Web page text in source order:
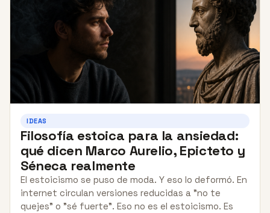
IDEAS
Filosofía estoica para la ansiedad:
qué dicen Marco Aurelio, Epicteto y
Séneca realmente
El estoicismo se puso de moda. Y eso lo deformó. En
internet circulan versiones reducidas a "no te
quejes" o "sé fuerte". Eso no es el estoicismo. Es